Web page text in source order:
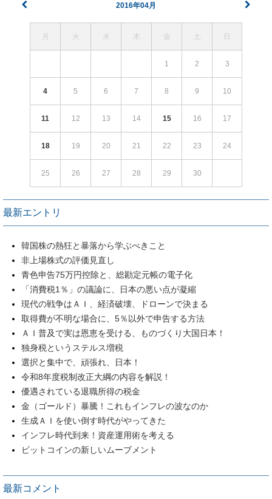
2016年04月
月 火 水 木 金 土 日
1 2 3
4 5 6 7 8 9 10
11 12 13 14 15 16 17
18 19 20 21 22 23 24
25 26 27 28 29 30
最新エントリ
韓国株の熱狂と暴落から学ぶべきこと
非上場株式の評価見直し
青色申告75万円控除と、総勘定元帳の電子化
「消費税1％」の議論に、日本の悪い点が凝縮
現代の戦争はＡＩ、経済破壊、ドローンで決まる
取得費が不明な場合に、5％以外で申告する方法
ＡＩ普及で実は恩恵を受ける、ものづくり大国日本！
独身税というステルス増税
選択と集中で、頑張れ、日本！
令和8年度税制改正大綱の内容を解説！
優遇されている退職所得の税金
金（ゴールド）暴騰！これもインフレの波なのか
生成ＡＩを使い倒す時代がやってきた
インフレ時代到来！資産運用術を考える
ビットコインの新しいムーブメント
最新コメント